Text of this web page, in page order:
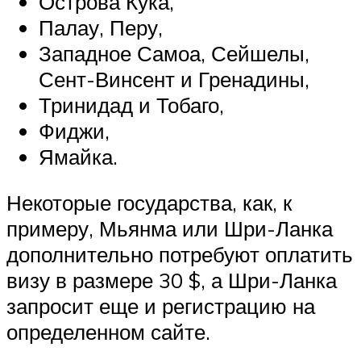
Палау, Перу,
Западное Самоа, Сейшелы,
Сент-Винсент и Гренадины,
Тринидад и Тобаго,
Фиджи,
Ямайка.
Некоторые государства, как, к
примеру, Мьянма или Шри-Ланка
дополнительно потребуют оплатить
визу в размере 30 $, а Шри-Ланка
запросит еще и регистрацию на
определенном сайте.